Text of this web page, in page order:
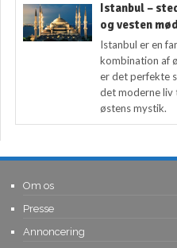
Istanbul –
og vesten
Istanbul er en
kombination af
er det perfekte
det moderne liv
østens mystik.
Om os
Presse
Annoncering